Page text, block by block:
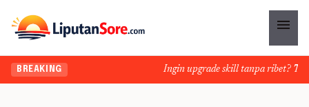
menu
BREAKING Ingin upgrade skill tanpa ribet?